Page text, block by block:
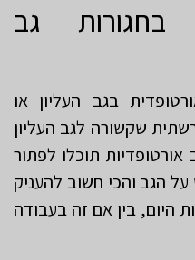
גב
בגב העליון או
שקשורה לגב העליון
תוכלו לפתור
הגב והכי חשוב להעניק
היום, בין אם זה בעבודה